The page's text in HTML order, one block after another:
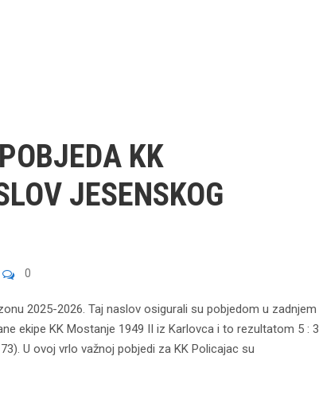
KK
JESENSKOG
0
2025-2026. Taj naslov osigurali su pobjedom u zadnjem
ekipe KK Mostanje 1949 II iz Karlovca i to rezultatom 5 : 3
U ovoj vrlo važnoj pobjedi za KK Policajac su